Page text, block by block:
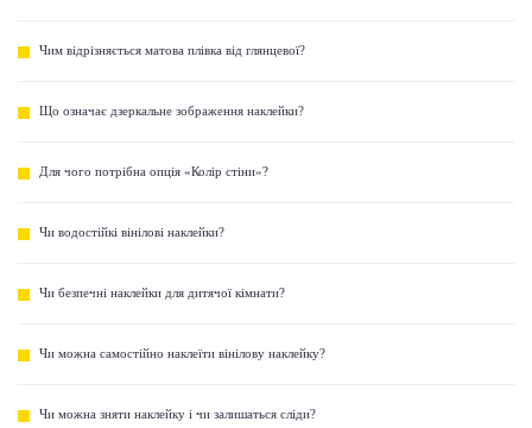
Чим відрізняється матова плівка від глянцевої?
Що означає дзеркальне зображення наклейки?
Для чого потрібна опція «Колір стіни»?
Чи водостійкі вінілові наклейки?
Чи безпечні наклейки для дитячої кімнати?
Чи можна самостійно наклеїти вінілову наклейку?
Чи можна зняти наклейку і чи залишаться сліди?